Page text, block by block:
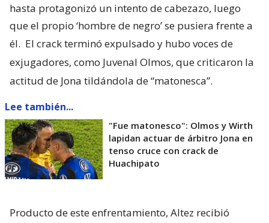
hasta protagonizó un intento de cabezazo, luego
que el propio ‘hombre de negro’ se pusiera frente a
él. El crack terminó expulsado y hubo voces de
exjugadores, como Juvenal Olmos, que criticaron la
actitud de Jona tildándola de “matonesca”.
Lee también...
"Fue matonesco": Olmos y Wirth
lapidan actuar de árbitro Jona en
tenso cruce con crack de
Huachipato
Producto de este enfrentamiento, Altez recibió